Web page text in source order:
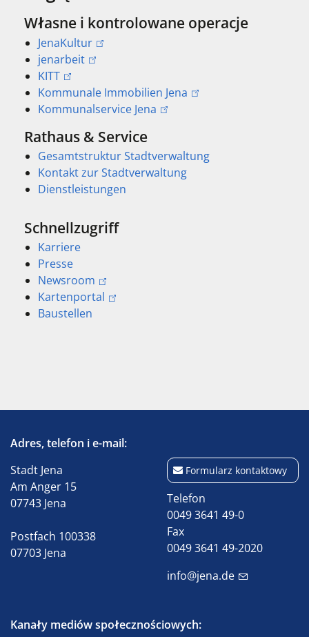
Własne i kontrolowane operacje
JenaKultur
jenarbeit
KITT
Kommunale Immobilien Jena
Kommunalservice Jena
Rathaus & Service
Gesamtstruktur Stadtverwaltung
Kontakt zur Stadtverwaltung
Dienstleistungen
Schnellzugriff
Karriere
Presse
Newsroom
Kartenportal
Baustellen
Adres, telefon i e-mail:
Stadt Jena
Am Anger 15
07743 Jena
Postfach 100338
07703 Jena
Formularz kontaktowy
Telefon
0049 3641 49-0
Fax
0049 3641 49-2020
info@jena.de
Kanały mediów społecznościowych: